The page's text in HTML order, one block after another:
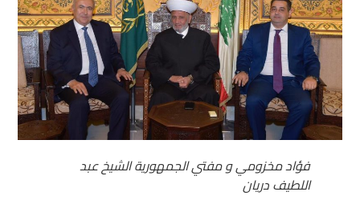
فؤاد مخزومي و مفتي الجمهورية الشيخ عبد
اللطيف دريان